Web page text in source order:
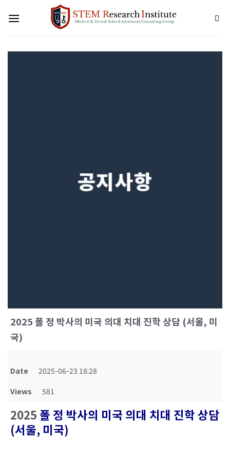
공지사항
2025 폴 정 박사의 미국 의대 치대 진학 상담 (서울, 미
국)
Date
2025-06-23 18:28
Views
581
2025 폴 정 박사의 미국 의대 치대 진학 상담
(서울, 미국)